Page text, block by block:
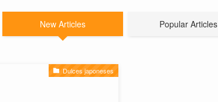
New Articles Popular Articles
Dulces japoneses